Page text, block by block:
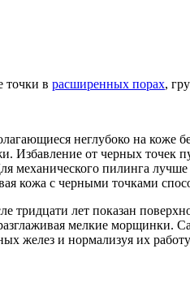
точки в расширенных порах,
неглубоко на коже
Избавление от черных точек
механического пилинга лучше
кожа с черными точками
тридцати лет показан
мелкие морщинки.
желез и нормализуя их